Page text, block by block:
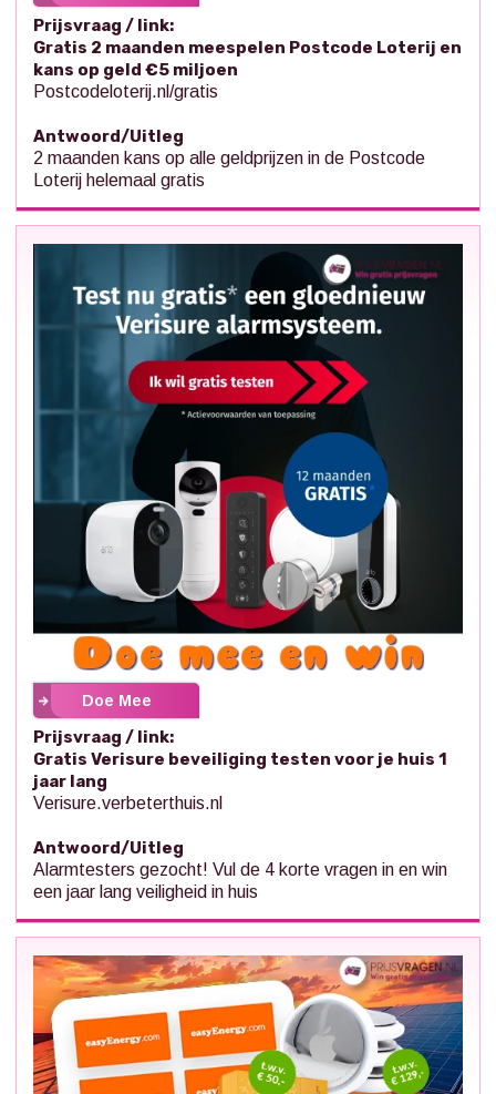
Prijsvraag / link:
Gratis 2 maanden meespelen Postcode Loterij en
kans op geld €5 miljoen
Postcodeloterij.nl/gratis
Antwoord/Uitleg
2 maanden kans op alle geldprijzen in de Postcode
Loterij helemaal gratis
Doe Mee
Prijsvraag / link:
Gratis Verisure beveiliging testen voor je huis 1
jaar lang
Verisure.verbeterthuis.nl
Antwoord/Uitleg
Alarmtesters gezocht! Vul de 4 korte vragen in en win
een jaar lang veiligheid in huis